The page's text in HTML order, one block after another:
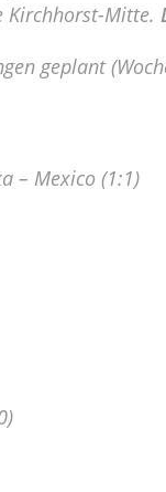
Kirchhorst-Mitte.
geplant
– Mexico (1:1)